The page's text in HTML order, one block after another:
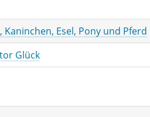
Esel, Pony und Pferd
Glück